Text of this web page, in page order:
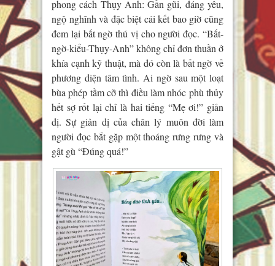
phong cách Thụy Anh: Gần gũi, đáng yêu,
ngộ nghĩnh và đặc biệt cái kết bao giờ cũng
đem lại bất ngờ thú vị cho người đọc. “Bất-
ngờ-kiểu-Thụy-Anh” không chỉ đơn thuần ở
khía cạnh kỹ thuật, mà đó còn là bất ngờ về
phương diện tâm tình. Ai ngờ sau một loạt
bùa phép tầm cỡ thì điều làm nhóc phù thủy
hết sợ rốt lại chỉ là hai tiếng “Mẹ ơi!” giản
dị. Sự giản dị của chân lý muôn đời làm
người đọc bắt gặp một thoáng rưng rưng và
gật gù “Đúng quá!”